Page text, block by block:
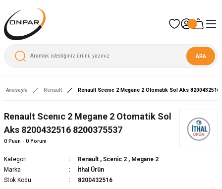
ARA
Anasayfa Renault Renault Scenıc 2 Megane 2 Otomatik Sol Aks 8200432516
Renault Scenıc 2 Megane 2 Otomatik Sol
Aks 8200432516 8200375537
0 Puan - 0 Yorum
Kategori Renault , Scenic 2 , Megane 2
Marka
İthal Ürün
Stok Kodu
8200432516